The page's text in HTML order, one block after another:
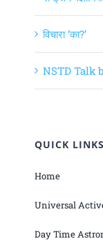
विचारा ‘का?’
NSTD Talk
QUICK LINKS
Home
Universal
Day Time